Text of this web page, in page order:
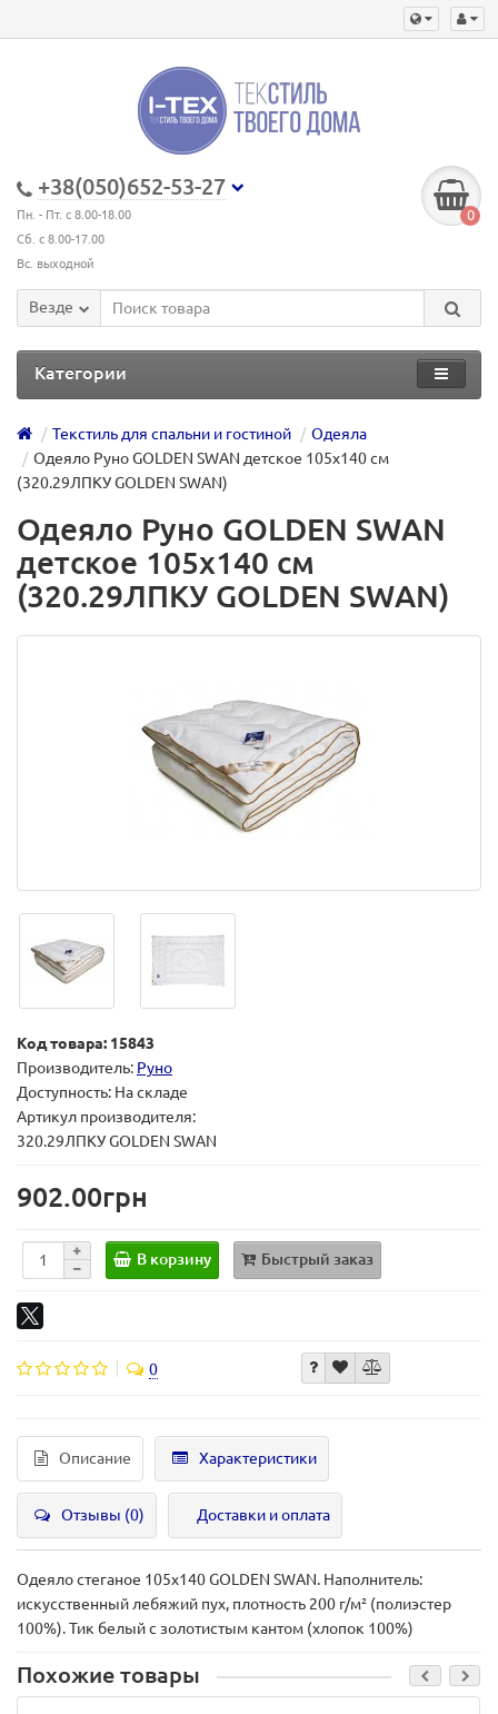
+38(050)652-53-27
Пн. - Пт. с 8.00-18.00
Сб. с 8.00-17.00
Вс. выходной
0
Везде
Категории
Текстиль для спальни и гостиной
Одеяла
Одеяло Руно GOLDEN SWAN детское 105х140 см
(320.29ЛПКУ GOLDEN SWAN)
Одеяло Руно GOLDEN SWAN
детское 105х140 см
(320.29ЛПКУ GOLDEN SWAN)
Код товара: 15843
Производитель: Руно
Доступность: На складе
Артикул производителя:
320.29ЛПКУ GOLDEN SWAN
902.00грн
В корзину Быстрый заказ
0
Описание Характеристики
Отзывы (0) Доставки и оплата
Одеяло стеганое 105х140 GOLDEN SWAN. Наполнитель:
искусственный лебяжий пух, плотность 200 г/м² (полиэстер
100%). Тик белый с золотистым кантом (хлопок 100%)
Похожие товары